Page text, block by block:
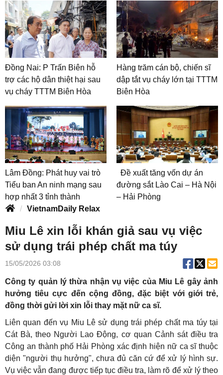
Đồng Nai: P Trấn Biên hỗ
trợ các hộ dân thiệt hại sau
vụ cháy TTTM Biên Hòa
Hàng trăm cán bộ, chiến sĩ
dập tắt vụ cháy lớn tại TTTM
Biên Hòa
Lâm Đồng: Phát huy vai trò
Tiểu ban An ninh mạng sau
hợp nhất 3 tỉnh thành
Đề xuất tăng vốn dự án
đường sắt Lào Cai – Hà Nội
– Hải Phòng
VietnamDaily Relax
Miu Lê xin lỗi khán giả sau vụ việc
sử dụng trái phép chất ma túy
15/05/2026 03:08
Công ty quản lý thừa nhận vụ việc của Miu Lê gây ảnh
hưởng tiêu cực đến cộng đồng, đặc biệt với giới trẻ,
đồng thời gửi lời xin lỗi thay mặt nữ ca sĩ.
Liên quan đến vụ Miu Lê sử dụng trái phép chất ma túy tại
Cát Bà, theo Người Lao Động, cơ quan Cảnh sát điều tra
Công an thành phố Hải Phòng xác định hiện nữ ca sĩ thuộc
diện "người thụ hưởng", chưa đủ căn cứ để xử lý hình sự.
Vụ việc vẫn đang được tiếp tục điều tra, làm rõ để xử lý theo